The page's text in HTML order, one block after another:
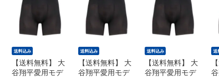
送料込み
【送料無料】 大
谷翔平愛用モデ
送料込み
【送料無料】 大
谷翔平愛用モデ
送料込み
【送料無料】 大
谷翔平愛用モデ
送